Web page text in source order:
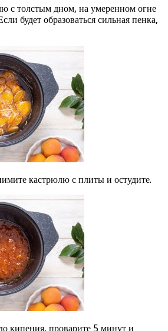
с толстым дном, на умеренном огне
будет образоваться сильная пенка,
кастрюлю с плиты и остудите.
кипения, проварите 5 минут и